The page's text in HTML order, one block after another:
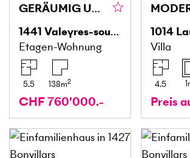
GERÄUMIG UND RUHIG
1441 Valeyres-sous-Montagny
Etagen-Wohnung
5.5 138m2
CHF 760'000.-
1014
Villa
4.5 1
Preis